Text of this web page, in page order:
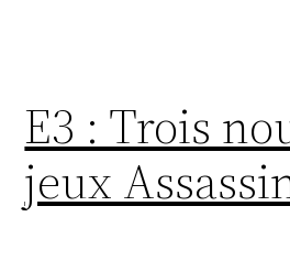
E3 : Trois
jeux